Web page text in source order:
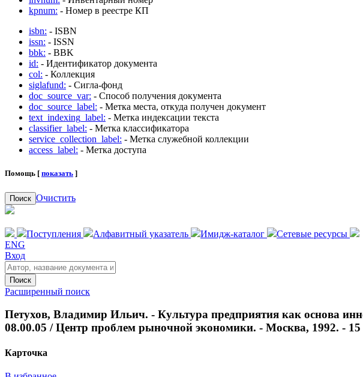
kpnum: - Номер в реестре КП
isbn: - ISBN
issn: - ISSN
bbk: - BBK
id: - Идентификатор документа
col: - Коллекция
siglafund: - Сигла-фонд
doc_source_var: - Способ получения документа
doc_source_label: - Метка места, откуда получен документ
text_indexing_label: - Метка индексации текста
classifier_label: - Метка классификатора
service_collection_label: - Метка служебной коллекции
access_label: - Метка доступа
Помощь [ показать ]
Поиск Очистить
Поступления Алфавитный указатель Имидж-каталог
Сетевые ресурсы
ENG
Вход
Поиск
Расширенный поиск
Петухов, Владимир Ильич. - Культура предприятия как основа
08.00.05 / Центр проблем рыночной экономики. - Москва, 1992. - 15
Карточка